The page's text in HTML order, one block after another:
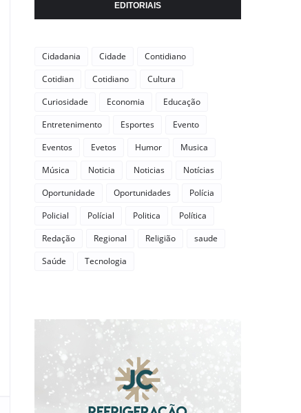
EDITORIAIS
Cidadania Cidade
Contidiano
Cotidian
Cotidiano
Cultura
Curiosidade
Economia
Educação
Entretenimento
Esportes
Evento
Eventos
Evetos Humor
Musica
Música
Noticia Noticias
Notícias
Oportunidade
Oportunidades
Polícia
Policial
Polícial Politica
Política
Redação
Regional Religião
saude
Saúde
Tecnologia